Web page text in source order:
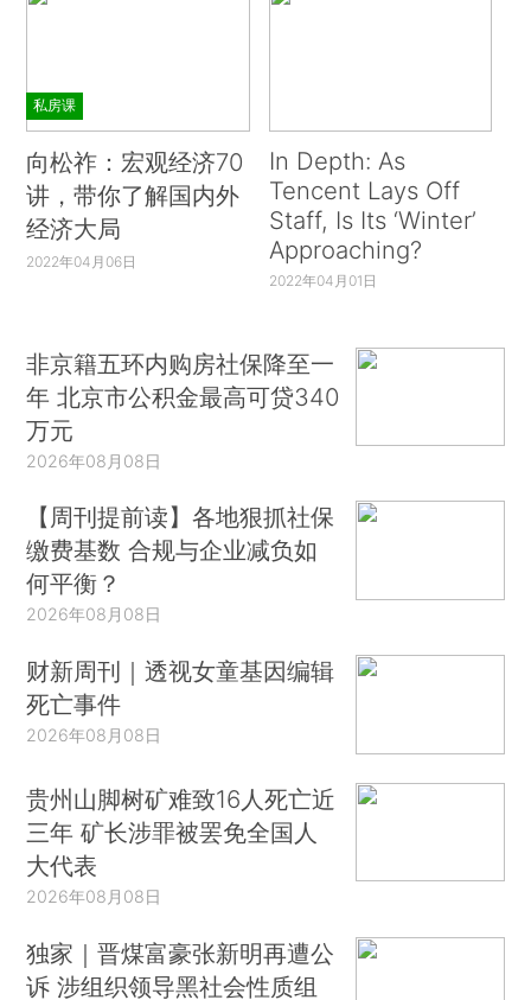
私房课
向松祚：宏观经济70
讲，带你了解国内外
经济大局
2022年04月06日
In Depth: As
Tencent Lays Off
Staff, Is Its ‘Winter’
Approaching?
2022年04月01日
非京籍五环内购房社保降至一
年 北京市公积金最高可贷340
万元
2026年08月08日
【周刊提前读】各地狠抓社保
缴费基数 合规与企业减负如
何平衡？
2026年08月08日
财新周刊｜透视女童基因编辑
死亡事件
2026年08月08日
贵州山脚树矿难致16人死亡近
三年 矿长涉罪被罢免全国人
大代表
2026年08月08日
独家｜晋煤富豪张新明再遭公
诉 涉组织领导黑社会性质组